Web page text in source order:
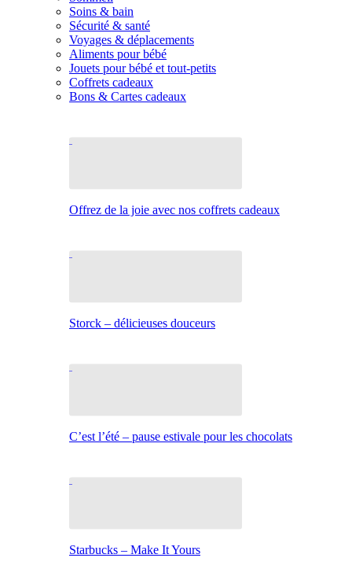
Soins & bain
Sécurité & santé
Voyages & déplacements
Aliments pour bébé
Jouets pour bébé et tout-petits
Coffrets cadeaux
Bons & Cartes cadeaux
Offrez de la joie avec nos coffrets cadeaux
Storck – délicieuses douceurs
C’est l’été – pause estivale pour les chocolats
Starbucks – Make It Yours